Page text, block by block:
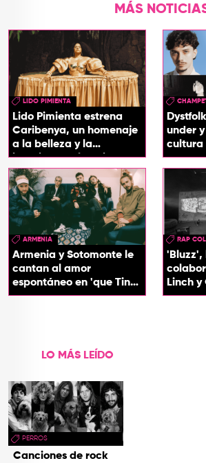
MÁS
LIDO PIMIENTA
Lido Pimienta estrena
Caribenya, un homenaje
a la belleza y la
identidad del Caribe
under
cultura
ARMENIA
Armenia y Sotomonte le
cantan al amor
espontáneo en 'que Tin
que Tan'
RAP
'Bluzz',
Linch
Trash
LO MÁS LEÍDO
PERROS
Canciones de rock